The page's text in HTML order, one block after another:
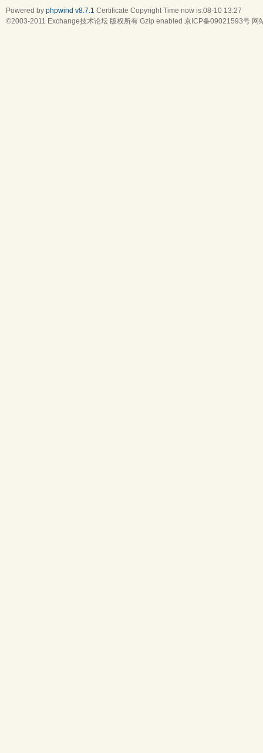
Powered by phpwind v8.7.1 Certificate Copyright Time now is:08-10 13:27
©2003-2011 Exchange技术论坛 版权所有 Gzip enabled 京ICP备09021593号 网